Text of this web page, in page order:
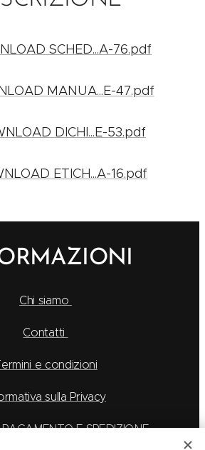
SCHED...A-76.pdf
MANUA...E-47.pdf
DICHI...E-53.pdf
ETICH...A-16.pdf
Chi siamo
Contatti
e condizioni
sulla Privacy
E SPEDIZIONE